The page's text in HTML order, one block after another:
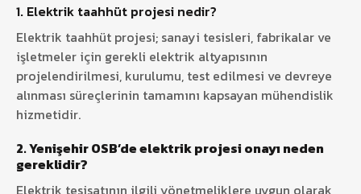
1. Elektrik taahhüt projesi nedir?
Elektrik taahhüt projesi; sanayi tesisleri, fabrikalar ve
işletmeler için gerekli elektrik altyapısının
projelendirilmesi, kurulumu, test edilmesi ve devreye
alınması süreçlerinin tamamını kapsayan mühendislik
hizmetidir.
2. Yenişehir OSB’de elektrik projesi onayı neden
gereklidir?
Elektrik tesisatının ilgili yönetmeliklere uygun olarak